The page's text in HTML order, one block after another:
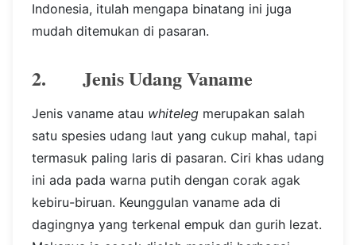
Indonesia, itulah mengapa binatang ini juga
mudah ditemukan di pasaran.
2. Jenis Udang Vaname
Jenis vaname atau whiteleg merupakan salah
satu spesies udang laut yang cukup mahal, tapi
termasuk paling laris di pasaran. Ciri khas udang
ini ada pada warna putih dengan corak agak
kebiru-biruan. Keunggulan vaname ada di
dagingnya yang terkenal empuk dan gurih lezat.